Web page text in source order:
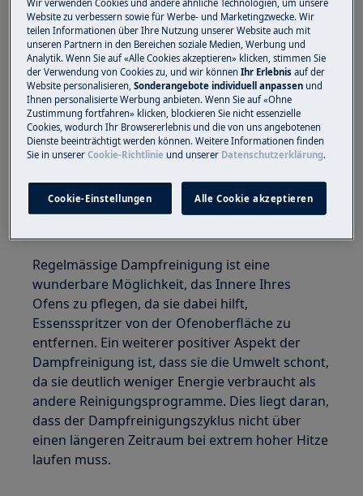
Was ist Dampfreinigung und warum sollten
Sie sie verwenden?
Die Dampfreinigung ist eine dampfunterstützte
Reinigungsfunktion, die in allen unseren
Dampföfen enthalten ist. Der Dampf weicht Fett
oder Rückstände auf und erleichtert so die
es zwei verschiedene
Dampfreinigungsprogramme – leichte
Regelmässige Dampfreinigung ist eine
wunderbare Möglichkeit, das Innere Ihres
Ofens zu pflegen, da sie dabei hilft,
Essensspritzer von der Ofenoberfläche zu
entfernen. Ein weiterer positiver Aspekt der
Dampfreinigung ist, dass sie die Umwelt schont,
da sie deutlich weniger Energie verbraucht als
andere Reinigungsprogramme. Dies liegt daran,
dass der Dampfreinigungszyklus nicht über
einen längeren Zeitraum bei extrem hoher Hitze
laufen muss.
Wir verwenden Cookies und andere ähnliche Technologien, um unsere
Website zu verbessern sowie für Werbe- und Marketingzwecke. Wir
teilen Informationen über Ihre Nutzung unserer Website auch mit
unseren Partnern in den Bereichen soziale Medien, Werbung und
Analytik. Wenn Sie auf «Alle Cookies akzeptieren» klicken, stimmen Sie
der Verwendung von Cookies zu, und wir könnenIhr Erlebnisauf der
Website personalisieren,Sonderangebote individuell anpassen und
Ihnen personalisierte Werbung anbieten. Wenn Sie auf «Ohne
Zustimmung fortfahren» klicken, blockieren Sie nicht essenzielle
Cookies, wodurch Ihr Browsererlebnis und die von uns angebotenen
Dienste beeinträchtigt werden können. Weitere Informationen finden
Sie in unsererCookie-Richtlinie und unserer Datenschutzerklärung.
Cookie-Einstellungen Alle Cookie akzeptieren